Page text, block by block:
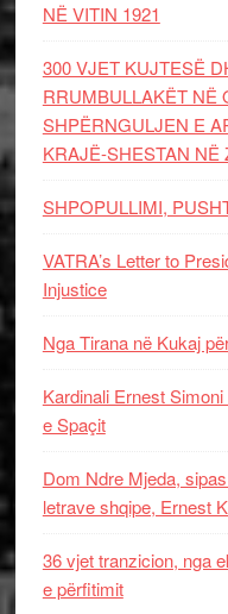
NË VITIN 1921
300 VJET KUJTESË
RRUMBULLAKËT NË
SHPËRNGULJEN E
KRAJË-SHESTAN NË
SHPOPULLIMI,
VATRA’s Letter to
Injustice
Nga Tirana në Kukaj
Kardinali Ernest
e Spaçit
Dom Ndre Mjeda,
letrave shqipe, Ernest
36 vjet tranzicion, nga
e përfitimit